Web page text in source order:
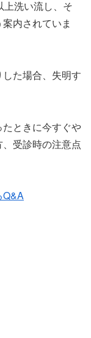
上洗い流し、そ
内されていま
た場合、失明す
ときに今すぐや
受診時の注意点
Q&A